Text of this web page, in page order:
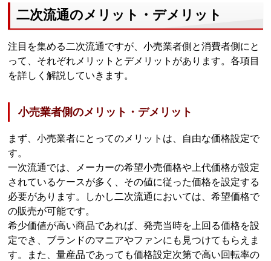
二次流通のメリット・デメリット
注目を集める二次流通ですが、小売業者側と消費者側にと
って、それぞれメリットとデメリットがあります。各項目
を詳しく解説していきます。
小売業者側のメリット・デメリット
まず、小売業者にとってのメリットは、自由な価格設定で
す。
一次流通では、メーカーの希望小売価格や上代価格が設定
されているケースが多く、その値に従った価格を設定する
必要があります。しかし二次流通においては、希望価格で
の販売が可能です。
希少価値が高い商品であれば、発売当時を上回る価格を設
定でき、ブランドのマニアやファンにも見つけてもらえま
す。また、量産品であっても価格設定次第で高い回転率の